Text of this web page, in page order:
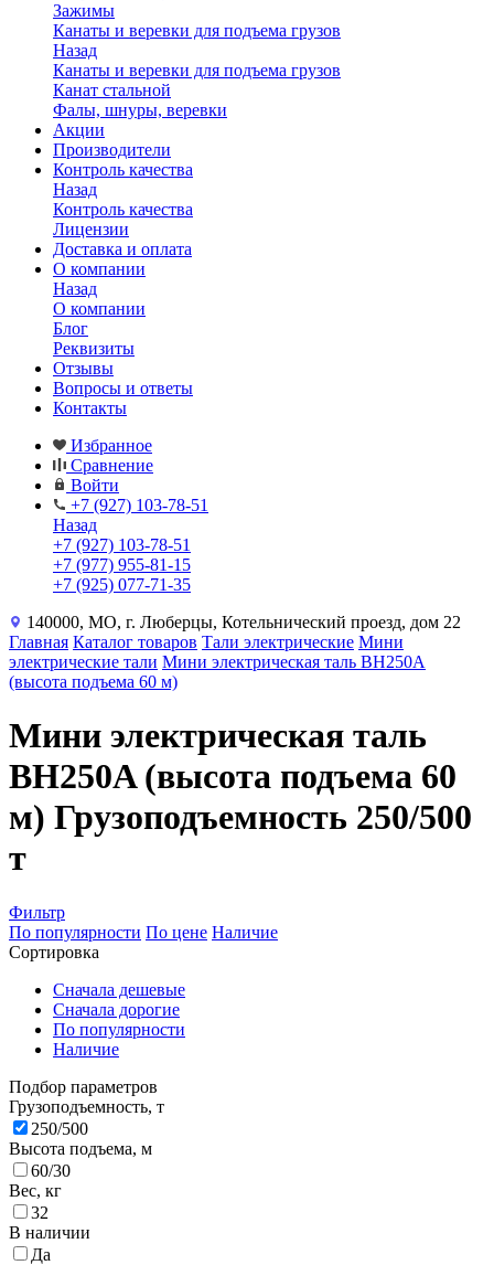
Зажимы
Канаты и веревки для подъема грузов
Назад
Канаты и веревки для подъема грузов
Канат стальной
Фалы, шнуры, веревки
Акции
Производители
Контроль качества
Назад
Контроль качества
Лицензии
Доставка и оплата
О компании
Назад
О компании
Блог
Реквизиты
Отзывы
Вопросы и ответы
Контакты
Избранное
Сравнение
Войти
+7 (927) 103-78-51
Назад
+7 (927) 103-78-51
+7 (977) 955-81-15
+7 (925) 077-71-35
140000, МО, г. Люберцы, Котельнический проезд, дом 22
Главная Каталог товаров Тали электрические Мини
электрические тали Мини электрическая таль BH250A
(высота подъема 60 м)
Мини электрическая таль
BH250A (высота подъема 60
м) Грузоподъемность 250/500
т
Фильтр
По популярности По цене Наличие
Сортировка
Сначала дешевые
Сначала дорогие
По популярности
Наличие
Подбор параметров
Грузоподъемность, т
250/500
Высота подъема, м
60/30
Вес, кг
32
В наличии
Да